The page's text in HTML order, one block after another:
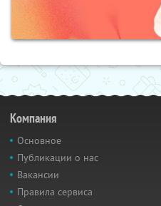
Компания
Основное
Публикации о нас
Вакансии
Правила сервиса